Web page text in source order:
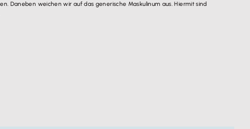
Daneben weichen wir auf das generische Maskulinum aus. Hiermit sind